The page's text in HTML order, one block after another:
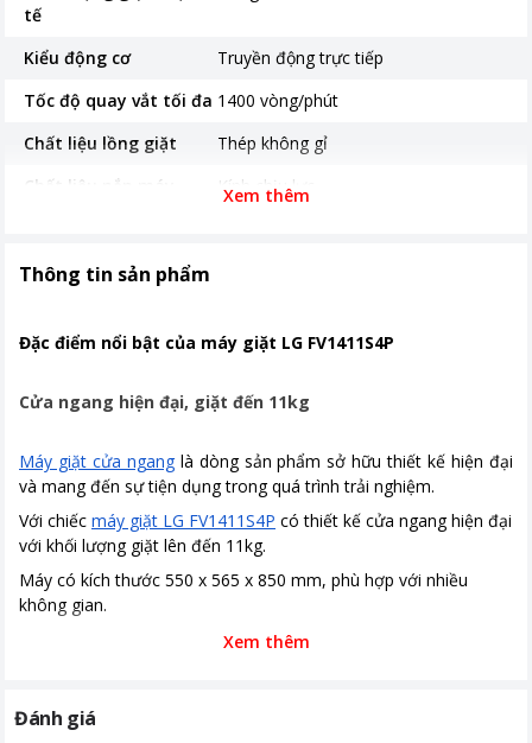
tế
Kiểu động cơ
Truyền động trực tiếp
Tốc độ quay vắt tối đa 1400 vòng/phút
Chất liệu lồng giặt
Thép không gỉ
Chất liệu nắp máy
Kính chịu lực
Thời gian bảo hành
Loại Inverter
Công nghệ Inverter
Kích thước, khối lượng Cao 85 cm - Ngang 58.5 cm - Sâu
Công nghệ giặt
Công nghệ AI DD bảo vệ sợi vải
Chăm sóc dị ứng Allergy Care Công
nghệ giặt tiết kiệm TurboWash Công
nghệ giặt hơi nước Steam (cửa trước)
Công nghệ giặt 6 Motion DD
Bảng điều khiển
Có màn hình hiển thị
Tiện ích
Xem thêm
Thông tin sản phẩm
Đặc điểm nổi bật của máy giặt LG FV1411S4P
Cửa ngang hiện đại, giặt đến 11kg
Máy giặt cửa nganglà dòng sản phẩm sở hữu thiết kế hiện đại
và mang đến sự tiện dụng trong quá trình trải nghiệm.
Với chiếc máy giặt LG FV1411S4P có thiết kế cửa ngang hiện đại
với khối lượng giặt lên đến 11kg.
Máy có kích thước 550 x 565 x 850 mm, phù hợp với nhiều
không gian.
Xem thêm
Đánh giá